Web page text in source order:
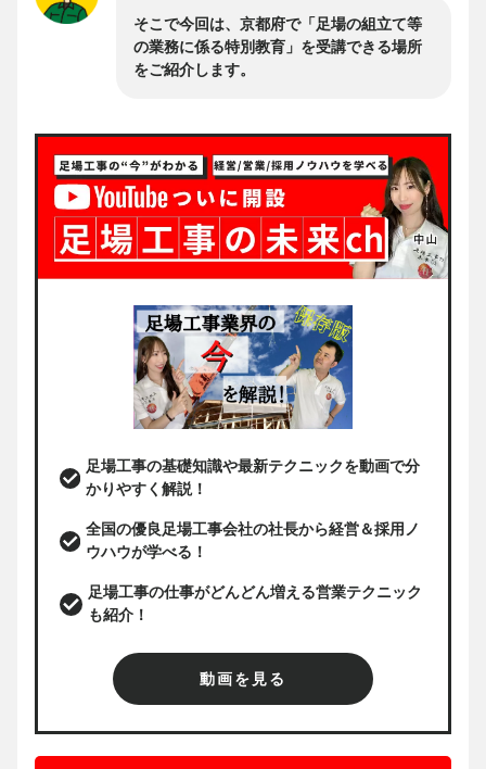
そこで今回は、京都府で「足場の組立て等
の業務に係る特別教育」を受講できる場所
をご紹介します。
足場工事の基礎知識や最新テクニックを動画で分
かりやすく解説！
全国の優良足場工事会社の社長から経営＆採用ノ
ウハウが学べる！
足場工事の仕事がどんどん増える営業テクニック
も紹介！
動画を見る